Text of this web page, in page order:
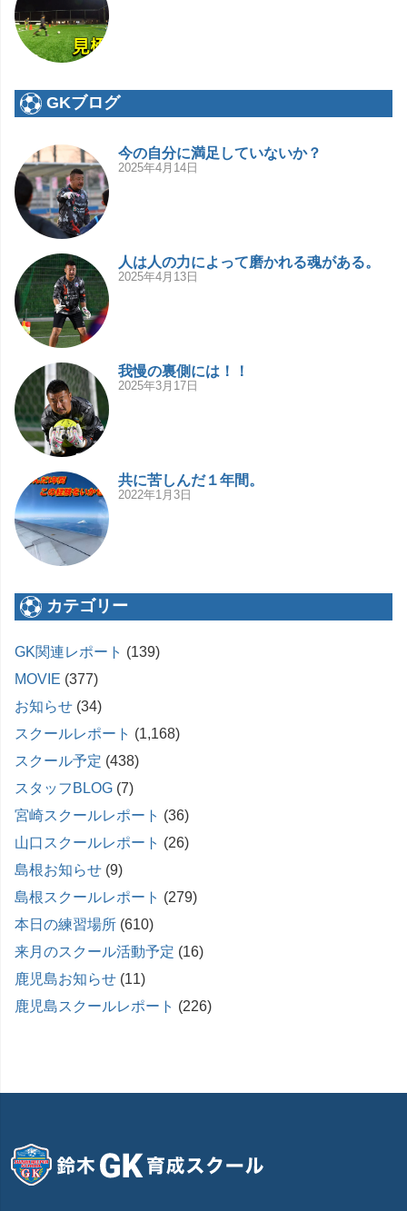
GKブログ
今の自分に満足していないか？
2025年4月14日
人は人の力によって磨かれる魂がある。
2025年4月13日
我慢の裏側には！！
2025年3月17日
共に苦しんだ１年間。
2022年1月3日
カテゴリー
GK関連レポート (139)
MOVIE (377)
お知らせ (34)
スクールレポート (1,168)
スクール予定 (438)
スタッフBLOG (7)
宮崎スクールレポート (36)
山口スクールレポート (26)
島根お知らせ (9)
島根スクールレポート (279)
本日の練習場所 (610)
来月のスクール活動予定 (16)
鹿児島お知らせ (11)
鹿児島スクールレポート (226)